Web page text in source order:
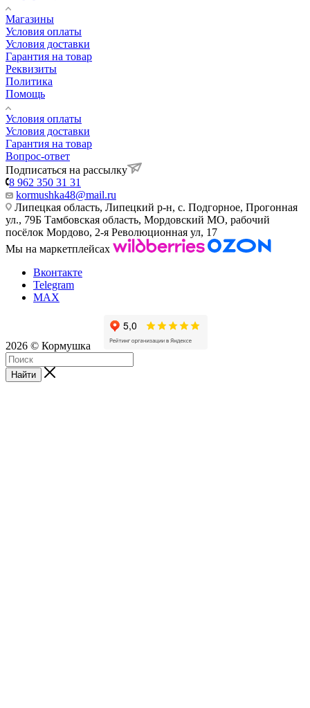
Магазины
Условия оплаты
Условия доставки
Гарантия на товар
Реквизиты
Политика
Помощь
Условия оплаты
Условия доставки
Гарантия на товар
Вопрос-ответ
Подписаться на рассылку
8 962 350 31 31
kormushka48@mail.ru
Липецкая область, Липецкий р-н, с. Подгорное, Прогонная
ул., 79Б Тамбовская область, Мордовский МО, рабочий
посёлок Мордово, 2-я Революционная ул, 17
Мы на маркетплейсах
Вконтакте
Telegram
MAX
2026 © Кормушка
Найти